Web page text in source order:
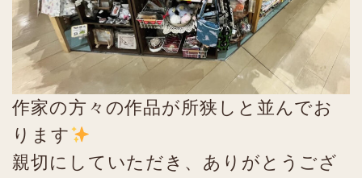
作家の方々の作品が所狭しと並んでお
ります
親切にしていただき、ありがとうござ